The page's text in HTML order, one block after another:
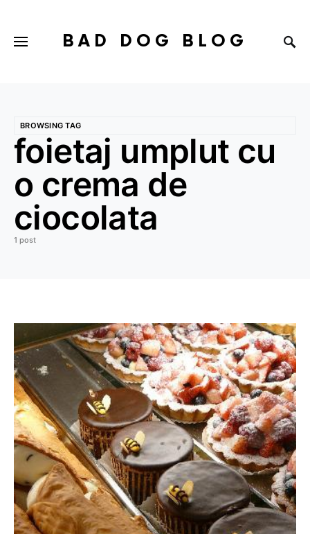
BAD DOG BLOG
BROWSING TAG
foietaj umplut cu
o crema de
ciocolata
1 post